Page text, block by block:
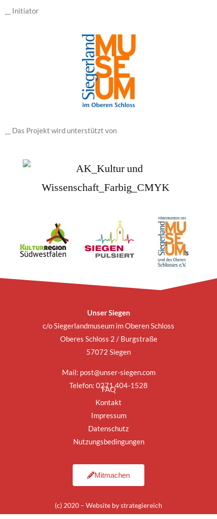
__ Initiator
__ Das Projekt wird unterstützt von
Unser Siegen
c/o Siegerlandmuseum im Oberen Schloss
Oberes Schloss 2 / Burgstraße
57072 Siegen
Mail: post@unser-siegen.com
Telefon: 0271 404-1528
FAQ
Kontakt
Impressum
Datenschutz
Nutzungsbedingungen
(c) 2020 – Website bystrategiereich
Mitmachen